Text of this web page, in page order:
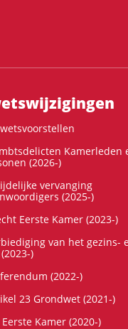
Kamerleden
(2026-)
vervanging
(2025-)
Eerste Kamer (2023-)
van het gezins-
)
(2022-)
23 Grondwet (2021-)
Kamer (2020-)